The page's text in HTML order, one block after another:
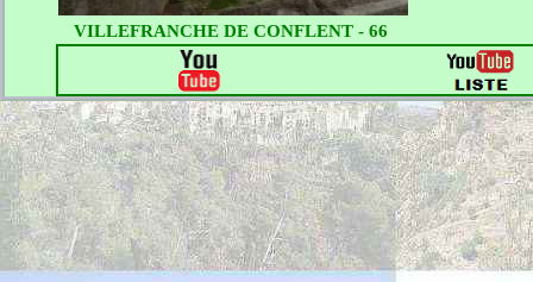
VILLEFRANCHE DE CONFLENT - 66